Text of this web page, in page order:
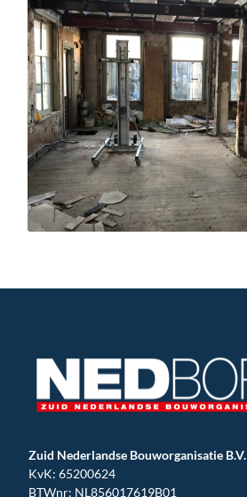
Zuid Nederlandse Bouworganisatie B.V.
KvK: 65200624
BTWnr: NL856017619B01